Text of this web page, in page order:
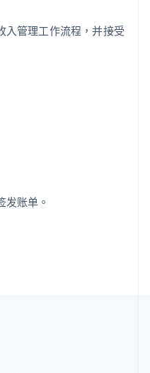
入管理工作流程，并接受
账单。